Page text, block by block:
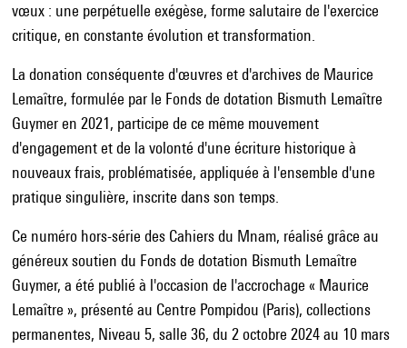
vœux : une perpétuelle exégèse, forme salutaire de l'exercice
critique, en constante évolution et transformation.
La donation conséquente d'œuvres et d'archives de Maurice
Lemaître, formulée par le Fonds de dotation Bismuth Lemaître
Guymer en 2021, participe de ce même mouvement
d'engagement et de la volonté d'une écriture historique à
nouveaux frais, problématisée, appliquée à l'ensemble d'une
pratique singulière, inscrite dans son temps.
Ce numéro hors-série des Cahiers du Mnam, réalisé grâce au
généreux soutien du Fonds de dotation Bismuth Lemaître
Guymer, a été publié à l'occasion de l'accrochage « Maurice
Lemaître », présenté au Centre Pompidou (Paris), collections
permanentes, Niveau 5, salle 36, du 2 octobre 2024 au 10 mars